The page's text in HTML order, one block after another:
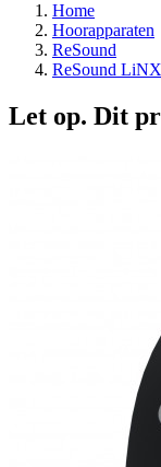
Home
Hoorapparaten
ReSound
ReSound
Let op. Dit